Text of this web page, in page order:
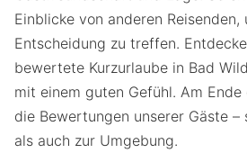
Einblicke von anderen
Entscheidung zu treffen.
bewertete Kurzurlaube in Bad
mit einem guten Gefühl. Am
die Bewertungen unserer Gäste –
als auch zur Umgebung.